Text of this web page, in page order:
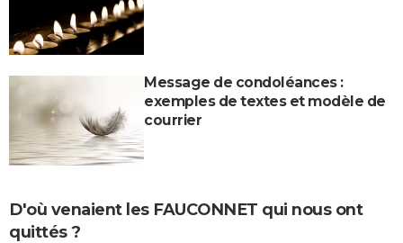
Message de condoléances :
exemples de textes et modèle de
courrier
D'où venaient les FAUCONNET qui nous ont
quittés ?